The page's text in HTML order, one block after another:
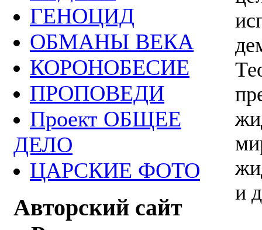
ГЕНОЦИД
ОБМАНЫ ВЕКА
КОРОНОБЕСИЕ
ПРОПОВЕДИ
Проект ОБЩЕЕ
ДЕЛО
ЦАРСКИЕ ФОТО
Авторский сайт
и